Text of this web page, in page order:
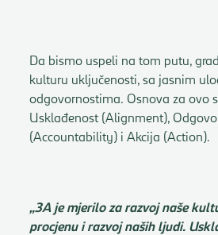
Da bismo uspeli na tom putu,
kulturu uključenosti, sa jasnim
odgovornostima. Osnova za ovo
Usklađenost (Alignment),
(Accountability) i Akcija (Action).
„3A je mjerilo za razvoj naše
procjenu i razvoj naših ljudi.